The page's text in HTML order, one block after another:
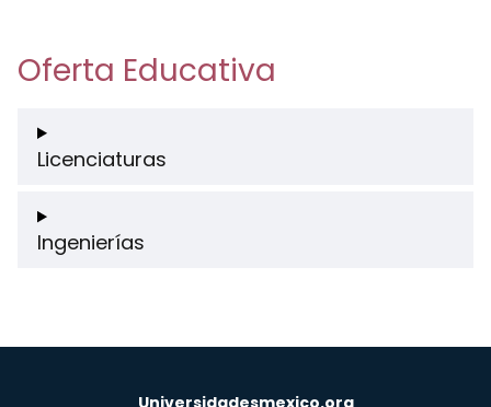
Oferta Educativa
Licenciaturas
Ingenierías